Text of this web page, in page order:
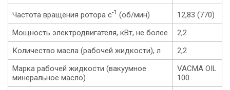
Частота вращения ротора с-1 (об/мин)
12,83 (770)
Мощность электродвигателя, кВт, не более
2,2
Количество масла (рабочей жидкости), л
2,2
Марка рабочей жидкости (вакуумное
минеральное масло)
VACMA OIL
100